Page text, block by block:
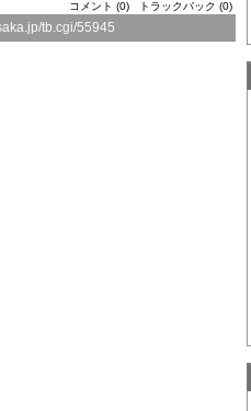
コメント (0) トラックバック (0)
tb.cgi/55945